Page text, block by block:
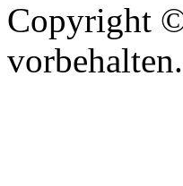
Copyright
vorbehalten.